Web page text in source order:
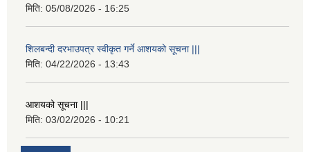
मिति: 05/08/2026 - 16:25
शिलबन्दी दरभाउपत्र स्वीकृत गर्ने आशयको सूचना |||
मिति: 04/22/2026 - 13:43
आशयको सूचना |||
मिति: 03/02/2026 - 10:21